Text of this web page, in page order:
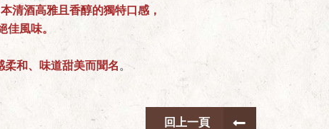
清酒高雅且香醇的獨特口感，
佳風味。
和、味道甜美而聞名 。
回上一頁